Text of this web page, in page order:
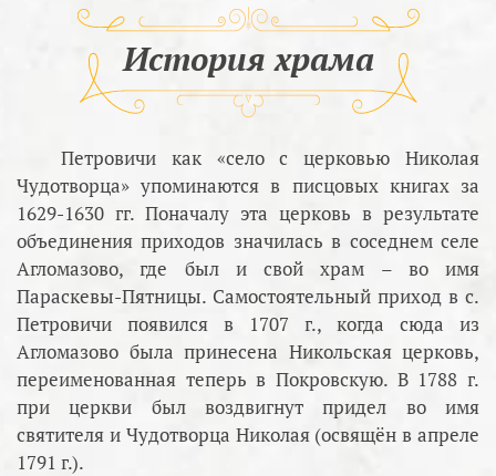
История храма
Петровичи как «село с церковью Николая
Чудотворца» упоминаются в писцовых книгах за
1629-1630 гг. Поначалу эта церковь в результате
объединения приходов значилась в соседнем селе
Агломазово, где был и свой храм – во имя
Параскевы-Пятницы. Самостоятельный приход в с.
Петровичи появился в 1707 г., когда сюда из
Агломазово была принесена Никольская церковь,
переименованная теперь в Покровскую. В 1788 г.
при церкви был воздвигнут придел во имя
святителя и Чудотворца Николая (освящён в апреле
1791 г.).